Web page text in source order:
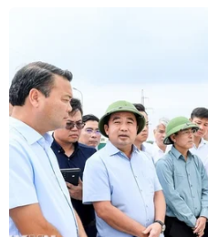
Trưởng đoàn đàm phán
Thương mại và Năng lượng
diện Thương mại Mỹ
(Nguồn: